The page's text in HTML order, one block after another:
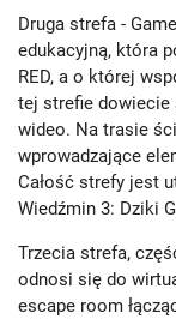
Druga strefa -
edukacyjną, która
RED, a o której
tej strefie dowiecie
wideo. Na trasie
wprowadzające
Całość strefy jest
Wiedźmin 3: Dziki
Trzecia strefa,
odnosi się do
escape room